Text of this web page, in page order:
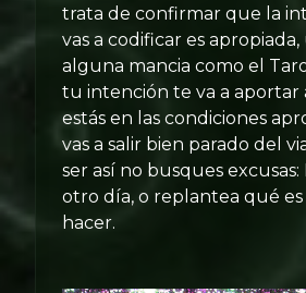
trata de confirmar que la
vas a codificar es
alguna mancia como el
tu intención te va a aportar
estás en las condiciones
vas a salir bien parado del
ser así no busques excusas:
otro día, o replantea qué es
hacer.